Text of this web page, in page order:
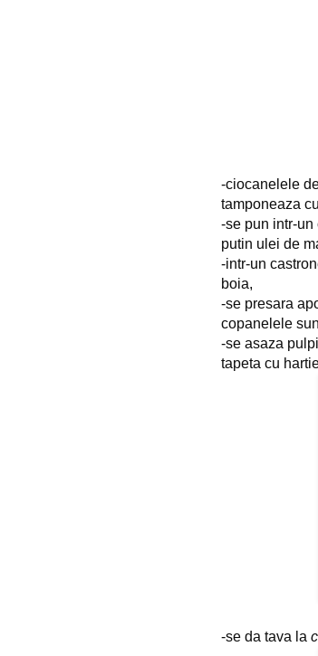
-ciocanelele
tamponeaza
-se pun intr-un
putin ulei de
-intr-un
boia,
-se presara
copanelele
-se asaza
tapeta cu
-se da tava la